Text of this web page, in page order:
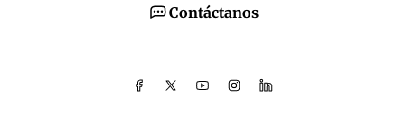
Contáctanos